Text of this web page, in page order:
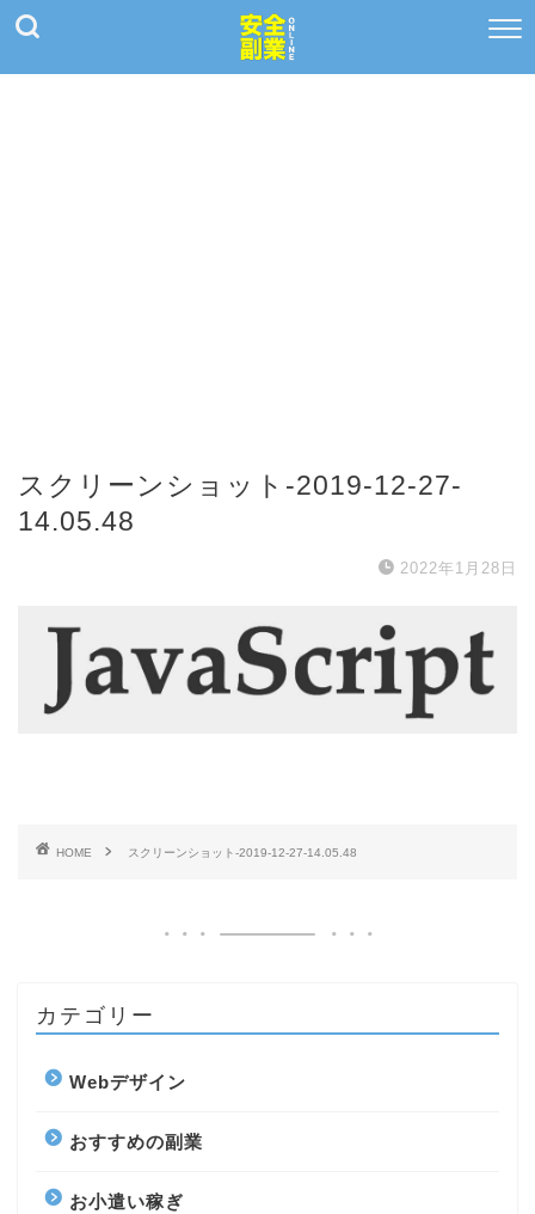
スクリーンショット-2019-12-27-
14.05.48
2022年1月28日
HOME スクリーンショット-2019-12-27-14.05.48
カテゴリー
Webデザイン
おすすめの副業
お小遣い稼ぎ